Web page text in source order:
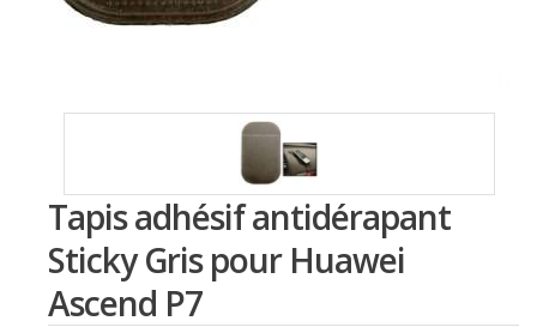
Tapis adhésif antidérapant
Sticky Gris pour Huawei
Ascend P7